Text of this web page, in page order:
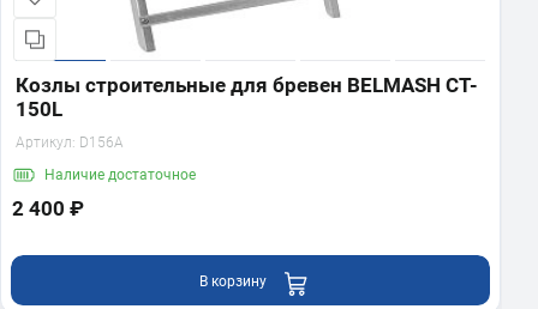
Козлы строительные для бревен BELMASH CT-
150L
Артикул: D156A
Наличие достаточное
2 400 ₽
В корзину